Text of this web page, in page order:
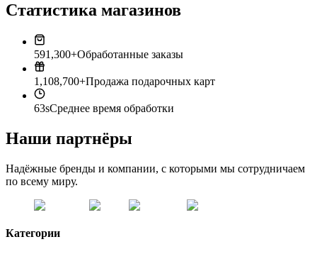
Статистика магазинов
591,300+Обработанные заказы
1,108,700+Продажа подарочных карт
63sСреднее время обработки
Наши партнёры
Надёжные бренды и компании, с которыми мы сотрудничаем
по всему миру.
Категории